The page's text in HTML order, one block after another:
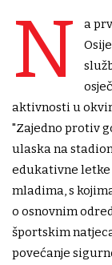
N
a
aktivnosti u
"Zajedno protiv
ulaska na
edukativne
mladima, s
o osnovnim
športskim
povećanje